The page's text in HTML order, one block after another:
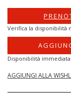
Verifica la disponibilità
Disponibilità immediata
AGGIUNGI ALLA